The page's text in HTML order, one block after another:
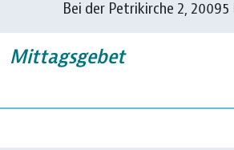
Bei der Petrikirche 2,
Mittagsgebet